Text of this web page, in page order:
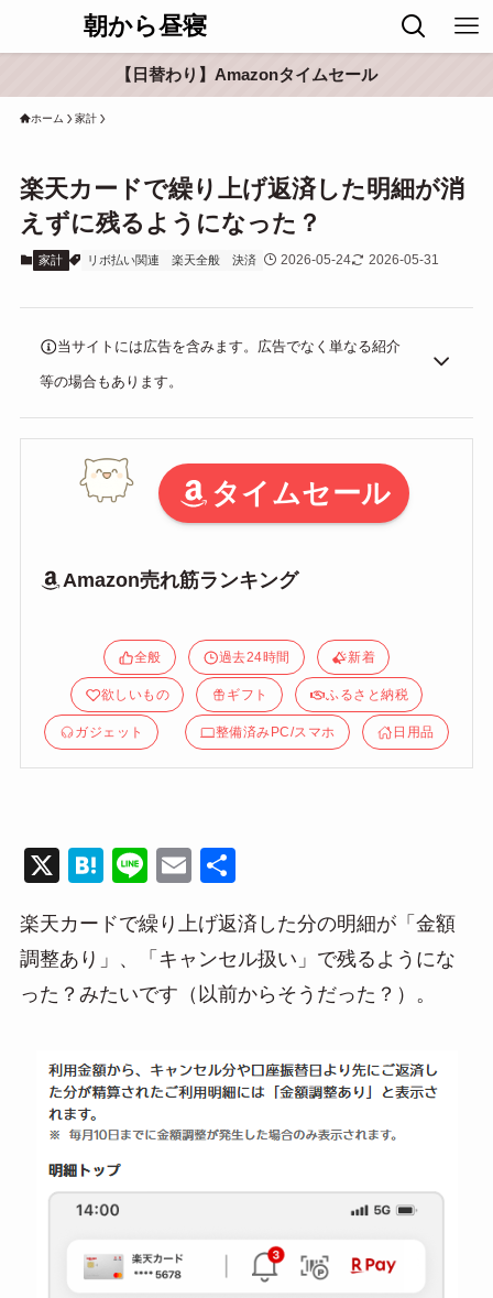
朝から昼寝
【日替わり】Amazonタイムセール
ホーム 家計
楽天カードで繰り上げ返済した明細が消
えずに残るようになった？
家計 リボ払い関連 楽天全般 決済 2026-05-24 2026-05-31
当サイトには広告を含みます。広告でなく単なる紹介
等の場合もあります。
タイムセール
Amazon売れ筋ランキング
全般 過去24時間 新着
欲しいもの ギフト ふるさと納税
ガジェット 整備済みPC/スマホ 日用品
X
H
e
n
a
Li
e
E
ail
楽天カードで繰り上げ返済した分の明細が「金額
調整あり」、「キャンセル扱い」で残るようにな
った？みたいです（以前からそうだった？）。